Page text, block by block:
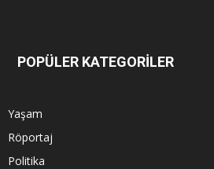
POPÜLER KATEGORİLER
Yaşam
Röportaj
Politika